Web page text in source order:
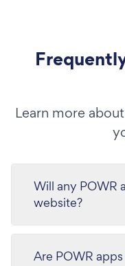
Learn more
Will any POWR
website?
Are POWR